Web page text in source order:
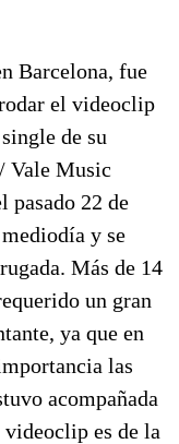
Barcelona, fue
el videoclip
de su
Vale Music
pasado 22 de
y se
Más de 14
un gran
ya que en
las
acompañada
videoclip es de la